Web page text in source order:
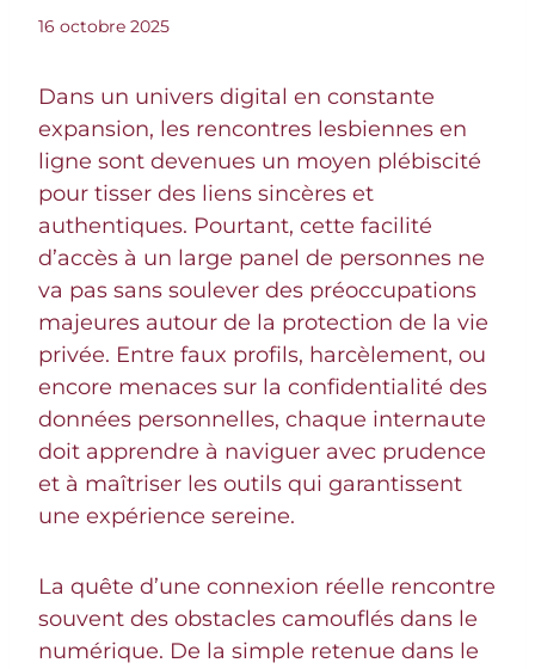
16 octobre 2025
Dans un univers digital en constante
expansion, les rencontres lesbiennes en
ligne sont devenues un moyen plébiscité
pour tisser des liens sincères et
authentiques. Pourtant, cette facilité
d’accès à un large panel de personnes ne
va pas sans soulever des préoccupations
majeures autour de la protection de la vie
privée. Entre faux profils, harcèlement, ou
encore menaces sur la confidentialité des
données personnelles, chaque internaute
doit apprendre à naviguer avec prudence
et à maîtriser les outils qui garantissent
une expérience sereine.
La quête d’une connexion réelle rencontre
souvent des obstacles camouflés dans le
numérique. De la simple retenue dans le